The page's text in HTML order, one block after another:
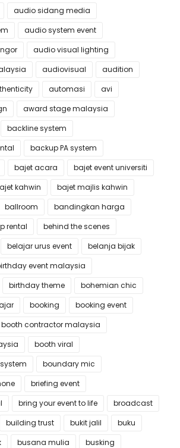
audio sidang media
audio system event
audio visual lighting
audiovisual
audition
automasi
avi
award stage malaysia
backline system
backup PA system
bajet acara
bajet event universiti
kahwin
bajet majlis kahwin
ballroom
bandingkan harga
rental
behind the scenes
belajar urus event
belanja bijak
event malaysia
birthday theme
bohemian chic
booking
booking event
booth contractor malaysia
booth viral
boundary mic
briefing event
bring your event to life
broadcast
building trust bukit jalil
buku
busana mulia
busking